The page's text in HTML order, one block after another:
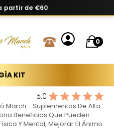
partir de €60
0
KIT
5.0
March - Suplementos De Alta
Beneficios Que Pueden
Y Mental, Mejorar El Ánimo